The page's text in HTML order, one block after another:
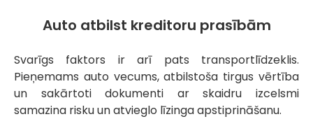
Auto atbilst kreditoru prasībām
Svarīgs faktors ir arī pats transportlīdzeklis.
Pieņemams auto vecums, atbilstoša tirgus vērtība
un sakārtoti dokumenti ar skaidru izcelsmi
samazina risku un atvieglo līzinga apstiprināšanu.